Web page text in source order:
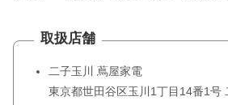
取扱店舗
二子玉川 蔦屋家電
東京都世田谷区玉川1丁目14番1号